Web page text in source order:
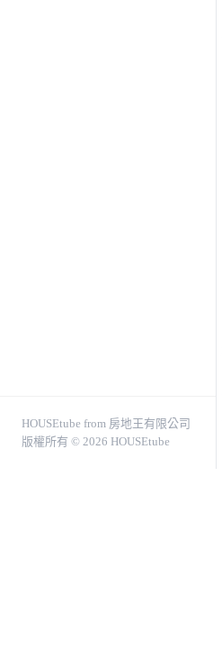
HOUSEtube from 房地王有限公司
版權所有 © 2026 HOUSEtube